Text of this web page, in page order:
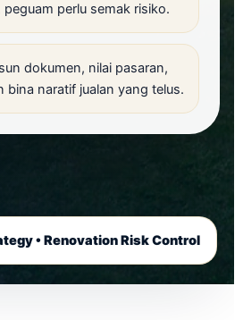
perlu semak risiko.
dokumen, nilai pasaran,
bina naratif jualan yang telus.
• Renovation Risk Control